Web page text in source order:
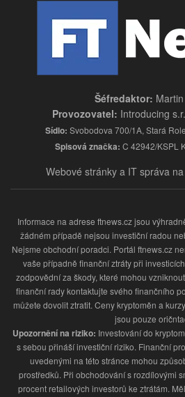
Šéfredaktor:
Provozovatel: Introducing
Sídlo: Svobodova 700/1A, Stará
Spisová značka: C 42942/KSPL
Webové stránky a IT správa
Informace na adrese ftnews.cz jsou
žádném případě nejsou investiční radou
Nejsme obchodní poradci. Portál ftnews.cz
vaše případně finanční ztráty při
zodpovědní za škody, které mohou
finanční rady kontaktujte svého finančního
můžete dovolit ztratit. Ceny kryptoměn a
jsou pouze
Upozornění na riziko: Investování do
s sebou přináší investiční riziko. Finanční
uvedenými na této stránce mohou
prostředků. Při obchodování s rozdílovými
procent retailových investorů ke ztrátám.